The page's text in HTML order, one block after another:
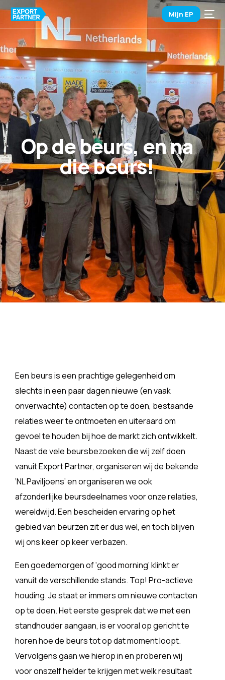
Mijn EP
Op de beurs, en na
die beurs!
Een beurs is een prachtige gelegenheid om
slechts in een paar dagen nieuwe (en vaak
onverwachte) contacten op te doen, bestaande
relaties weer te ontmoeten en uiteraard om
gevoel te houden bij hoe de markt zich ontwikkelt.
Naast de vele beursbezoeken die wij zelf doen
vanuit Export Partner, organiseren wij de bekende
‘NL Paviljoens’ en organiseren we ook
afzonderlijke beursdeelnames voor onze relaties,
wereldwijd. Een bescheiden ervaring op het
gebied van beurzen zit er dus wel, en toch blijven
wij ons keer op keer verbazen.
Een goedemorgen of ‘good morning’ klinkt er
vanuit de verschillende stands. Top! Pro-actieve
houding. Je staat er immers om nieuwe contacten
op te doen. Het eerste gesprek dat we met een
standhouder aangaan, is er vooral op gericht te
horen hoe de beurs tot op dat moment loopt.
Vervolgens gaan we hierop in en proberen wij
voor onszelf helder te krijgen met welk resultaat